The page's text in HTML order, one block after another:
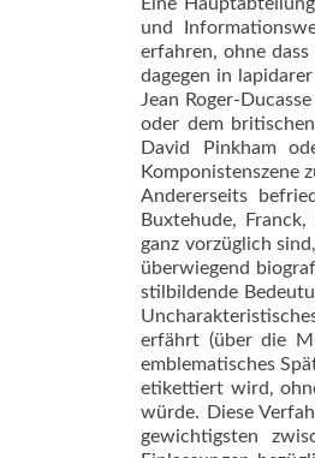
und
erfahren, ohne
dagegen in
Jean Roger-
oder dem
David Pinkham
Komponistenszene
Andererseits
Buxtehude,
ganz vorzüglich
überwiegend
stilbildende
erfährt (über die
emblematisches
etikettiert wird,
würde. Diese
gewichtigsten